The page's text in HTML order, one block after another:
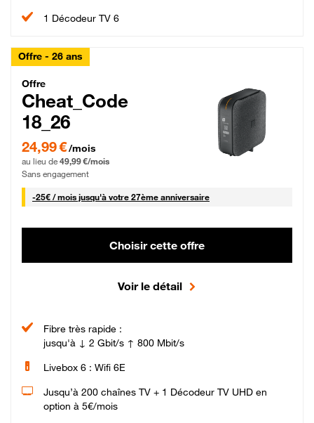
1 Décodeur TV 6
Offre - 26 ans
Cheat_Code Fibre_18_26
Offre
Cheat_Code
18_26
24,99 € par mois pendant 0 mois puis 49,99 € par mois, Sans engagement
24,99 €/mois
au lieu de 49,99 €/mois
Sans engagement
-25€ / mois25 € par mois
jusqu'à votre 27ème anniversaire
Choisir cette offre
Voir le détail
Fibre très rapide :
jusqu'à ↓ 2 Gbit/s ↑ 800 Mbit/s
Livebox 6 : Wifi 6E
Jusqu’à 200 chaînes TV + 1 Décodeur TV UHD en
option à 5€/mois